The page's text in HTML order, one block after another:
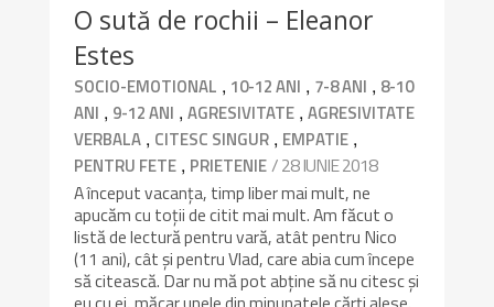
O sută de rochii – Eleanor
Estes
SOCIO-EMOTIONAL , 10-12 ANI , 7-8 ANI , 8-10
ANI , 9-12 ANI ,AGRESIVITATE ,AGRESIVITATE
VERBALA , CITESC SINGUR , EMPATIE ,
PENTRU FETE , PRIETENIE/ 28 IUNIE 2018
A început vacanța, timp liber mai mult, ne
apucăm cu toții de citit mai mult. Am făcut o
listă de lectură pentru vară, atât pentru Nico
(11 ani), cât și pentru Vlad, care abia cum începe
să citească. Dar nu mă pot abține să nu citesc și